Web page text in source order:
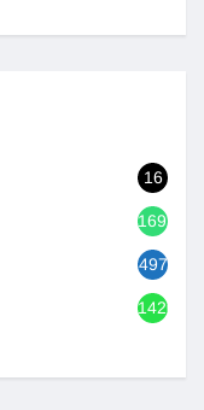
16
1692
497
1420